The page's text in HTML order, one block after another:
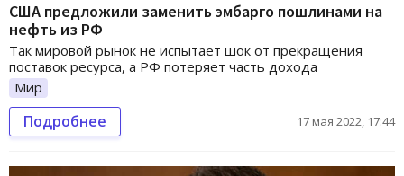
США предложили заменить эмбарго пошлинами на
нефть из РФ
Так мировой рынок не испытает шок от прекращения
поставок ресурса, а РФ потеряет часть дохода
Мир
Подробнее 17 мая 2022, 17:44